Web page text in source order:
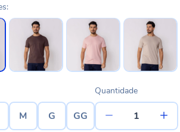
M G GG
Quantidade